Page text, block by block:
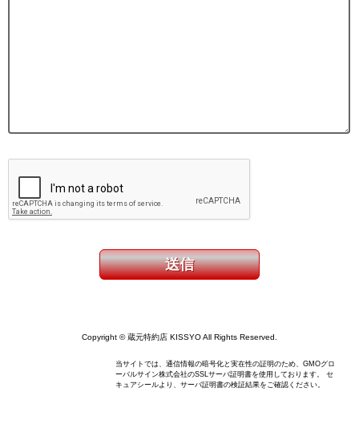
Copyright © 蔵元特約店 KISSYO All Rights Reserved.
当サイトでは、通信情報の暗号化と実在性の証明のため、GMOグロ
ーバルサイン株式会社のSSLサーバ証明書を使用しております。 セ
キュアシールより、サーバ証明書の検証結果をご確認ください。